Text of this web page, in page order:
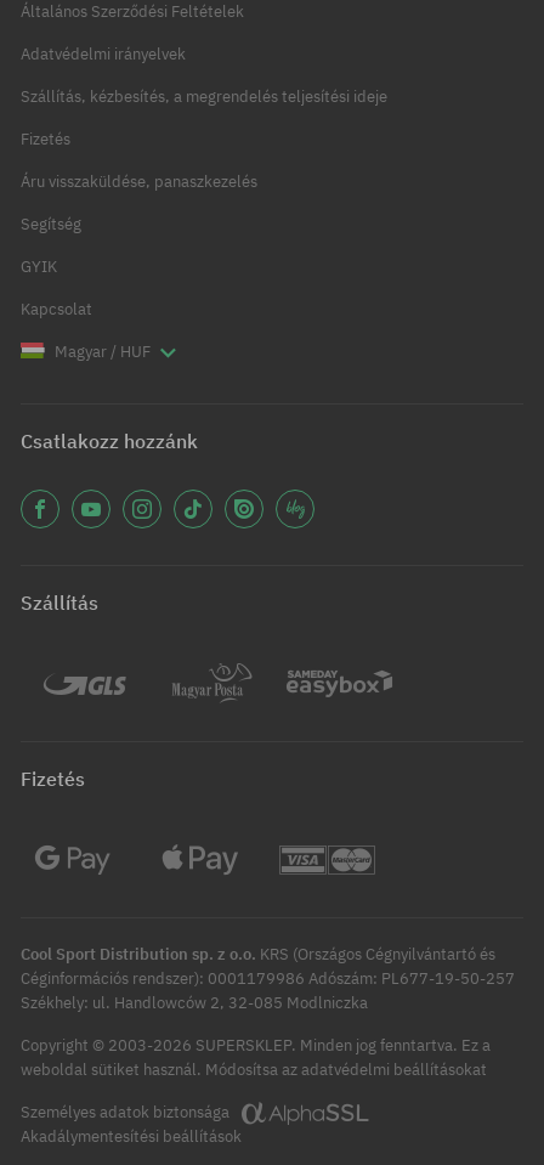
Általános Szerződési Feltételek
Adatvédelmi irányelvek
Szállítás, kézbesítés, a megrendelés teljesítési ideje
Fizetés
Áru visszaküldése, panaszkezelés
Segítség
GYIK
Kapcsolat
Magyar / HUF
Csatlakozz hozzánk
Szállítás
Fizetés
Cool Sport Distribution sp. z o.o. KRS (Országos Cégnyilvántartó és
Céginformációs rendszer): 0001179986 Adószám: PL677-19-50-257
Székhely: ul. Handlowców 2, 32-085 Modlniczka
Copyright © 2003-2026 SUPERSKLEP. Minden jog fenntartva. Ez a
weboldal sütiket használ. Módosítsa az adatvédelmi beállításokat
Személyes adatok biztonsága
Akadálymentesítési beállítások